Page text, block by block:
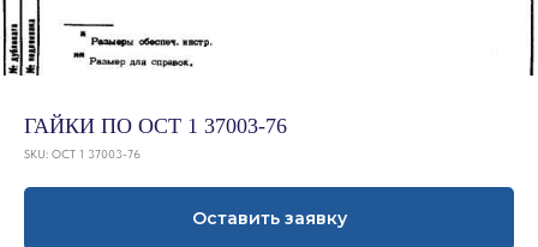
ГАЙКИ ПО ОСТ 1 37003-76
SKU: ОСТ 1 37003-76
Оставить заявку